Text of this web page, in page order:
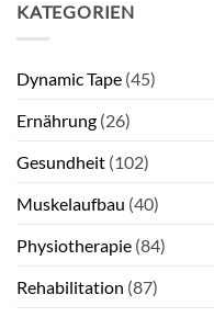
KATEGORIEN
Dynamic Tape (45)
Ernährung (26)
Gesundheit (102)
Muskelaufbau (40)
Physiotherapie (84)
Rehabilitation (87)